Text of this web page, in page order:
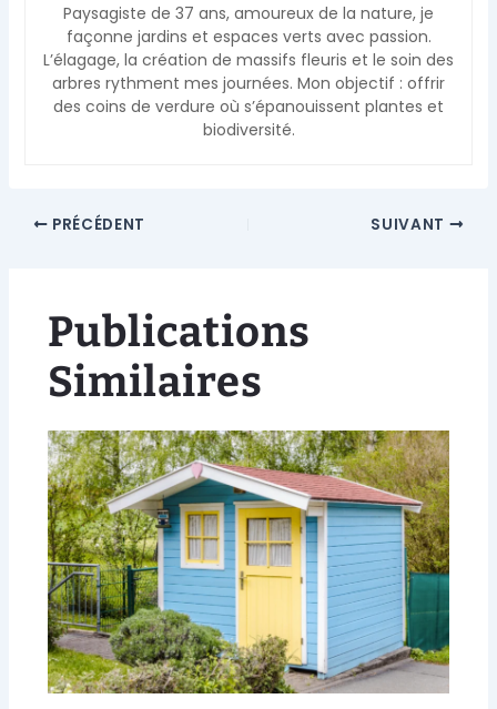
Paysagiste de 37 ans, amoureux de la nature, je
façonne jardins et espaces verts avec passion.
L’élagage, la création de massifs fleuris et le soin des
arbres rythment mes journées. Mon objectif : offrir
des coins de verdure où s’épanouissent plantes et
biodiversité.
PRÉCÉDENT SUIVANT
Publications
Similaires